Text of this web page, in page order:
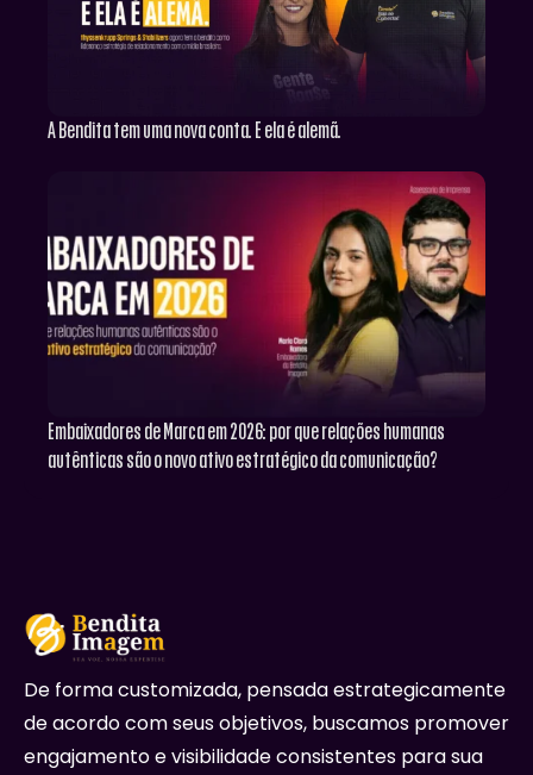
A Bendita tem uma nova conta. E ela é alemã.
Embaixadores de Marca em 2026: por que relações humanas
autênticas são o novo ativo estratégico da comunicação?
De forma customizada, pensada estrategicamente
de acordo com seus objetivos, buscamos promover
engajamento e visibilidade consistentes para sua